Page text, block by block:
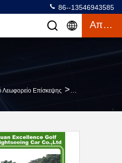
86--13546943585
Απόσπασμα
Λεωφορείο Επίσκεψης >